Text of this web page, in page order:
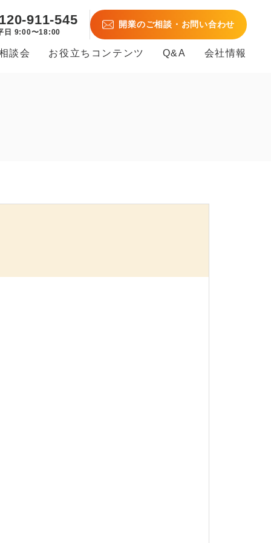
911-545
日 9:00〜18:00
開業のご相談・お問い合わせ
談会 お役立ちコンテンツ Q&A 会社情報